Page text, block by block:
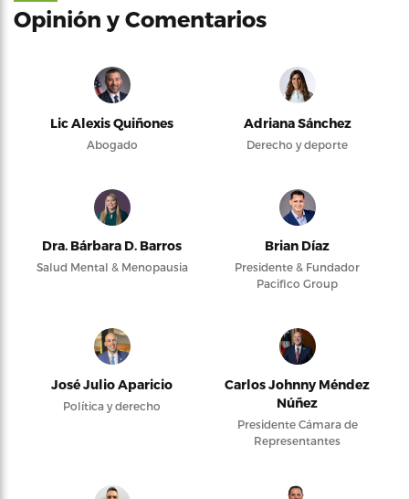
Opinión y Comentarios
Lic Alexis Quiñones
Abogado
Adriana Sánchez
Derecho y deporte
Dra. Bárbara D. Barros
Salud Mental & Menopausia
Brian Díaz
Presidente & Fundador
Pacifico Group
José Julio Aparicio
Política y derecho
Carlos Johnny Méndez
Núñez
Presidente Cámara de
Representantes